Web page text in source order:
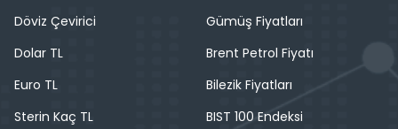
Döviz Çevirici
Dolar TL
Euro TL
Sterin Kaç TL
Gümüş Fiyatları
Brent Petrol Fiyatı
Bilezik Fiyatları
BIST 100 Endeksi